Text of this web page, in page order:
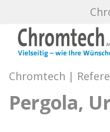
Chromtech |
Pergola,